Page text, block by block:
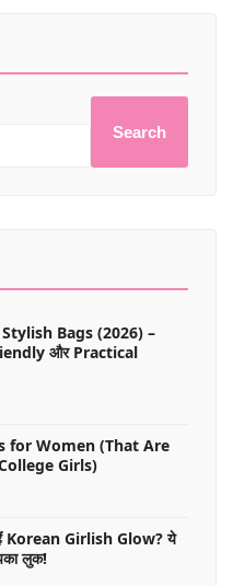
Search
Bags (2026) –
और Practical
for Women (That Are
Girls)
हैं Korean Girlish Glow? ये
लुक!